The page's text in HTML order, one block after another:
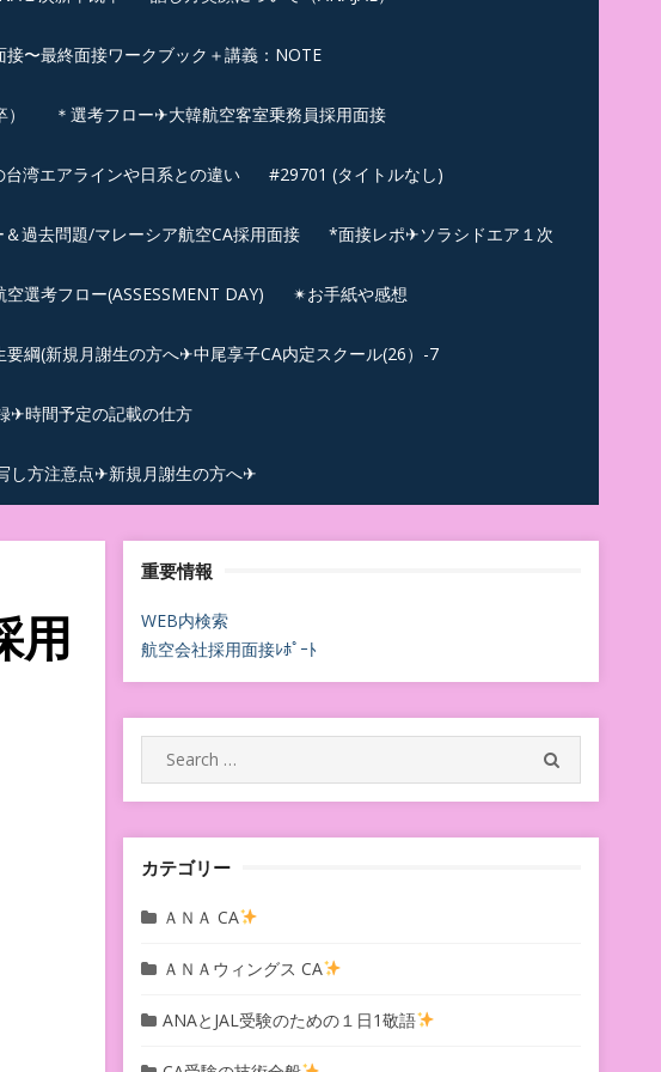
接〜最終面接ワークブック＋講義：NOTE
＊選考フロー✈大韓航空客室乗務員採用面接
湾エアラインや日系との違い #29701 (タイトルなし)
＆過去問題/マレーシア航空CA採用面接 *面接レポ✈ソラシドエア１次
選考フロー(ASSESSMENT DAY) ✴︎お手紙や感想
綱(新規月謝生の方へ✈中尾享子CA内定スクール(26）-7
✈時間予定の記載の仕方
し方注意点✈新規月謝生の方へ✈
用
重要情報
WEB内検索
航空会社採用面接ﾚﾎﾟｰﾄ
Search
for:
カテゴリー
ＡＮＡ CA
ＡＮＡウィングス CA
ANAとJAL受験のための１日1敬語